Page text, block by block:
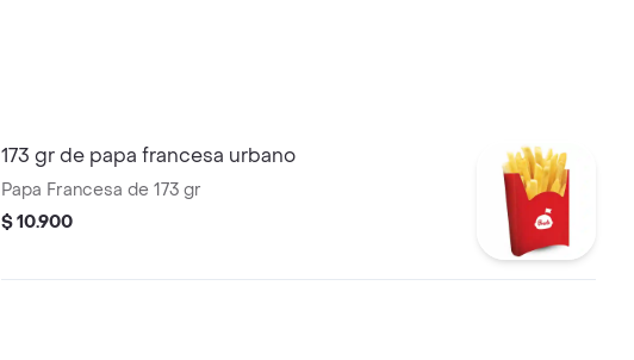
173 gr de papa francesa urbano
Papa Francesa de 173 gr
$ 10.900